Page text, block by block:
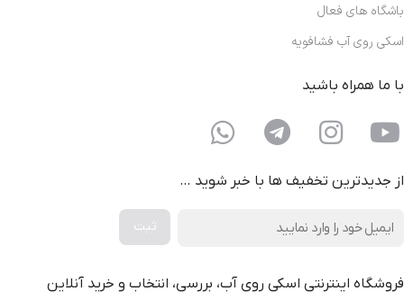
باشگاه های فعال
اسکی روی آب فشافویه
با ما همراه باشید
از جدیدترین تخفیف ها با خبر شوید …
فروشگاه اینترنتی اسکی روی آب، بررسی، انتخاب و خرید آنلاین